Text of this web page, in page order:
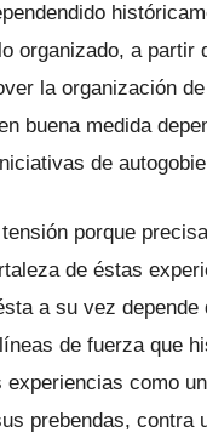
organizado, a partir
la organización
buena medida
de
porque
de éstas
a su vez depende
de fuerza que
como
prebendas, contra